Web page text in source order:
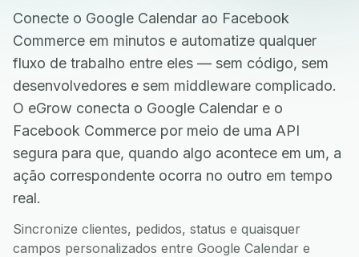
Conecte o Google Calendar ao Facebook
Commerce em minutos e automatize qualquer
fluxo de trabalho entre eles — sem código, sem
desenvolvedores e sem middleware complicado.
O eGrow conecta o Google Calendar e o
Facebook Commerce por meio de uma API
segura para que, quando algo acontece em um, a
ação correspondente ocorra no outro em tempo
real.
Sincronize clientes, pedidos, status e quaisquer
campos personalizados entre Google Calendar e